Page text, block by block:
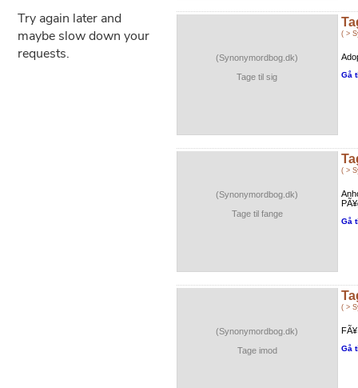
(Synonymordbog.dk)
Tage til sig
( >
Gå
(Synonymordbog.dk)
Tage til fange
( >
Gå
(Synonymordbog.dk)
Tage imod
( >
Gå